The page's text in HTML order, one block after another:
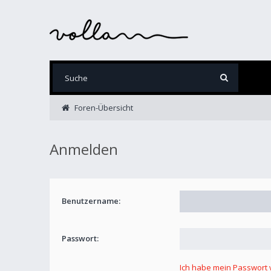
Foren-Übersicht
Anmelden
Benutzername:
Passwort:
Ich habe mein Passwort